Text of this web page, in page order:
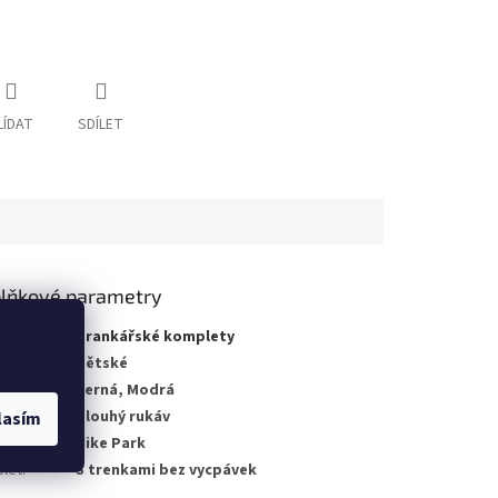
SDÍLET
parametry
Brankářské komplety
Dětské
:
Černá, Modrá
Dlouhý rukáv
:
Nike Park
: S trenkami bez vycpávek